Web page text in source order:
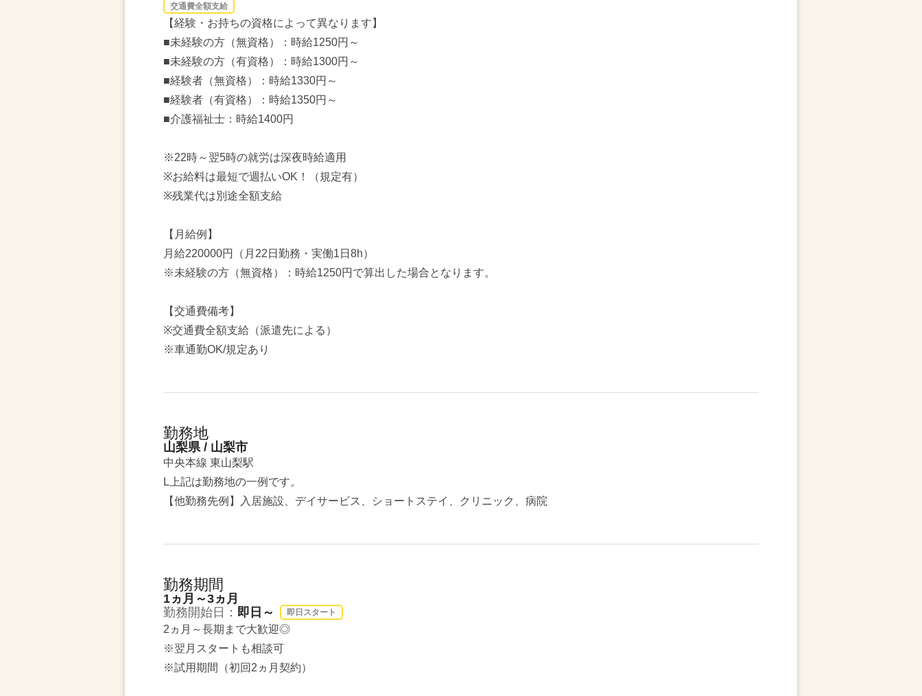
交通費全額支給
【経験・お持ちの資格によって異なります】
■未経験の方（無資格）：時給1250円～
■未経験の方（有資格）：時給1300円～
■経験者（無資格）：時給1330円～
■経験者（有資格）：時給1350円～
■介護福祉士：時給1400円
※22時～翌5時の就労は深夜時給適用
※お給料は最短で週払いOK！（規定有）
※残業代は別途全額支給
【月給例】
月給220000円（月22日勤務・実働1日8h）
※未経験の方（無資格）：時給1250円で算出した場合となります。
【交通費備考】
※交通費全額支給（派遣先による）
※車通勤OK/規定あり
勤務地
山梨県 / 山梨市
中央本線 東山梨駅
L上記は勤務地の一例です。
【他勤務先例】入居施設、デイサービス、ショートステイ、クリニック、病院
勤務期間
1ヵ月～3ヵ月
勤務開始日： 即日～ 即日スタート
2ヵ月～長期まで大歓迎◎
※翌月スタートも相談可
※試用期間（初回2ヵ月契約）